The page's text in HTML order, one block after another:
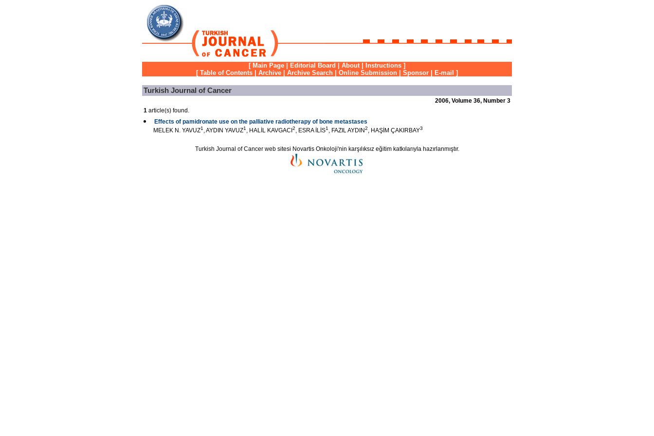
[ Main Page Editorial Board About| Instructions ]
[ Table of Contents Archive Archive Search Online Submission Sponsor E-mail ]
Turkish Journal of Cancer
2006, Volume 36, Number 3
1 article(s) found.
Effects of pamidronate use on the palliative radiotherapy of bone metastases
MELEK N. YAVUZ1 , AYDIN YAVUZ1 , HALİL KAVGACI 2, ESRA İLİS1 , FAZIL AYDIN2, HAŞİM ÇAKIRBAY3
Turkish Journal of Cancer web sitesi Novartis Onkoloji'nin karşılıksız eğitim katkılarıyla hazırlanmıştır.